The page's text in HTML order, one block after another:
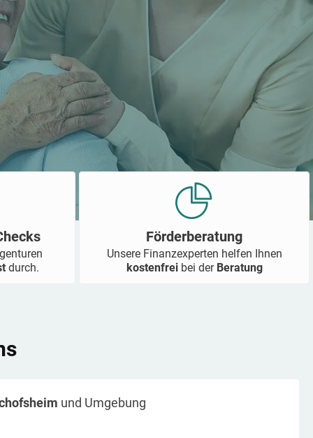
durch.
Förderberatung
Unsere Finanzexperten helfen Ihnen
kostenfrei bei der Beratung
und Umgebung